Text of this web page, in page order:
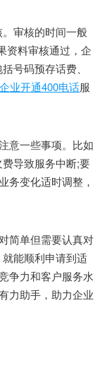
审核的时间一般
资料审核通过，企
号码预存话费、
企业开通400电话服
意一些事项。比如
导致服务中断;要
务变化适时调整，
简单但需要认真对
能顺利申请到适
争力和客户服务水
力助手，助力企业